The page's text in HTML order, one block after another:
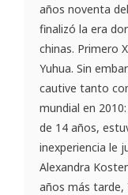
años noventa
finalizó la era
chinas. Primero
Yuhua. Sin
cautive tanto
mundial en
de 14 años,
inexperiencia le
Alexandra
años más tarde,